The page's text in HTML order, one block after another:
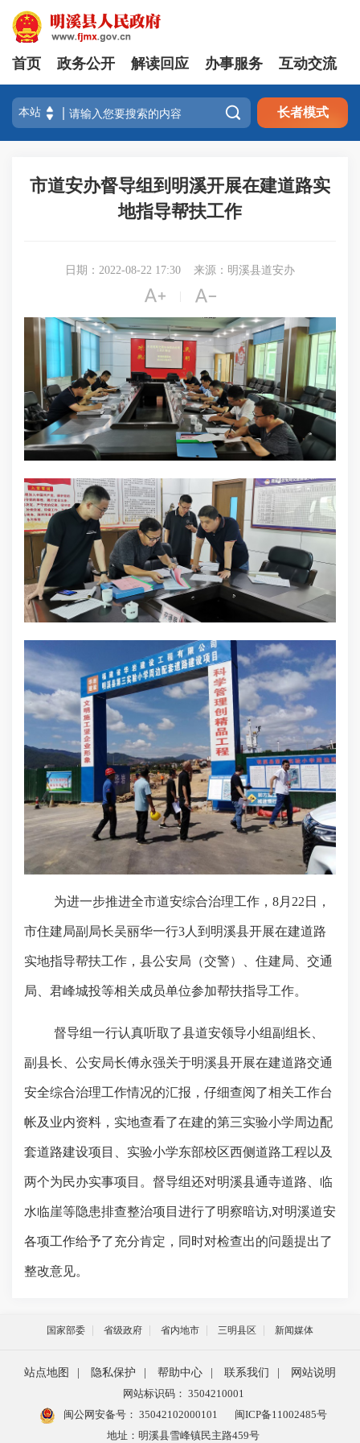
首页 政务公开 解读回应 办事服务 互动交流
 长者模式
市道安办督导组到明溪开展在建道路实
地指导帮扶工作
日期：2022-08-22 17:30 来源：明溪县道安办
 
为进一步推进全市道安综合治理工作，8月22日，
市住建局副局长吴丽华一行3人到明溪县开展在建道路
实地指导帮扶工作，县公安局（交警）、住建局、交通
局、君峰城投等相关成员单位参加帮扶指导工作。
督导组一行认真听取了县道安领导小组副组长、
副县长、公安局长傅永强关于明溪县开展在建道路交通
安全综合治理工作情况的汇报，仔细查阅了相关工作台
帐及业内资料，实地查看了在建的第三实验小学周边配
套道路建设项目、实验小学东部校区西侧道路工程以及
两个为民办实事项目。督导组还对明溪县通寺道路、临
水临崖等隐患排查整治项目进行了明察暗访,对明溪道安
各项工作给予了充分肯定，同时对检查出的问题提出了
整改意见。
国家部委 省级政府 省内地市 三明县区 新闻媒体
站点地图 隐私保护 帮助中心 联系我们
网站说明
网站标识码： 3504210001
闽公网安备号： 35042102000101
闽ICP备11002485号
地址：明溪县雪峰镇民主路459号